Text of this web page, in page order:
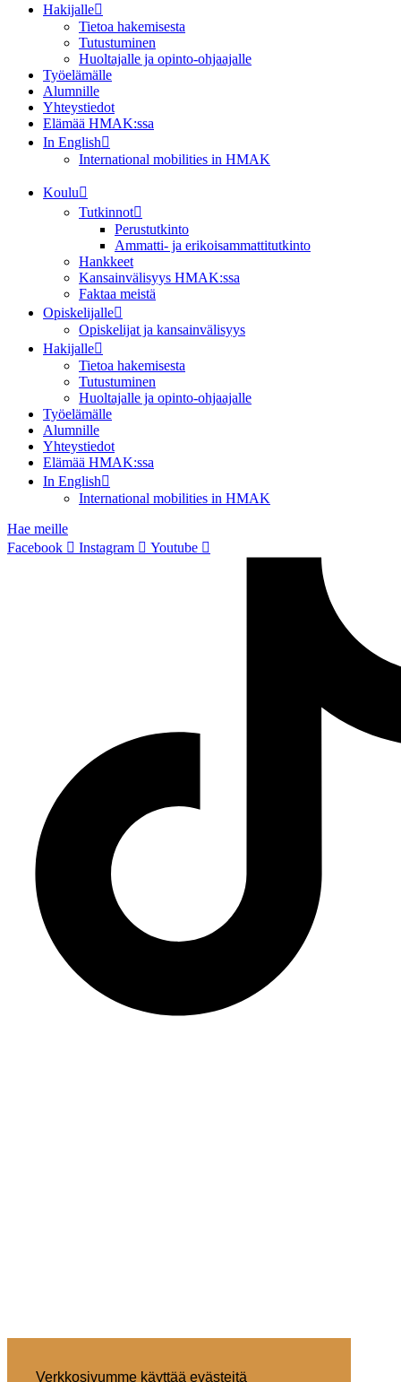
Verkkosivumme käyttää evästeitä
Hakijalle
Tietoa hakemisesta
Tutustuminen
Huoltajalle ja opinto-ohjaajalle
Työelämälle
Alumnille
Yhteystiedot
Elämää HMAK:ssa
In English
International mobilities in HMAK
Koulu
Tutkinnot
Perustutkinto
Ammatti- ja erikoisammattitutkinto
Hankkeet
Kansainvälisyys HMAK:ssa
Faktaa meistä
Opiskelijalle
Opiskelijat ja kansainvälisyys
Hakijalle
Tietoa hakemisesta
Tutustuminen
Huoltajalle ja opinto-ohjaajalle
Työelämälle
Alumnille
Yhteystiedot
Elämää HMAK:ssa
In English
International mobilities in HMAK
Hae meille
Facebook
Instagram Youtube